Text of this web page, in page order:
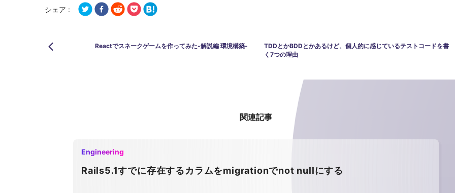
シェア :
Reactでスネークゲームを作ってみた-解説編 環境構築-
TDDとかBDDとかあるけど、個人的に感じているテストコードを書
く7つの理由
関連記事
Engineering
Rails5.1すでに存在するカラムをmigrationでnot nullにする